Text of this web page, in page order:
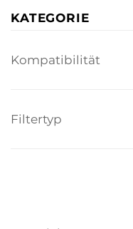
KATEGORIE
Kompatibilität
Filtertyp